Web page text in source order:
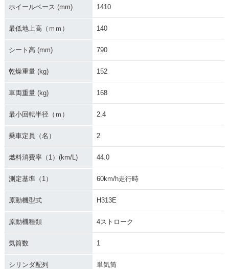
2008年 SR400・カ
2007年 SR400・カ
2005年 SR400 50t
限定仕様
2005年 SR400・カ
ホイールベース (mm) 1410
最低地上高（ｍｍ） 140
シート高 (mm) 790
乾燥重量 (kg) 152
車両重量 (kg) 168
最小回転半径（ｍ） 2.4
乗車定員（名） 2
燃料消費率（1）(km/L) 44.0
測定基準（1） 60km/h走行時
原動機型式 H313E
原動機種類 4ストローク
気筒数 1
シリンダ配列 単気筒